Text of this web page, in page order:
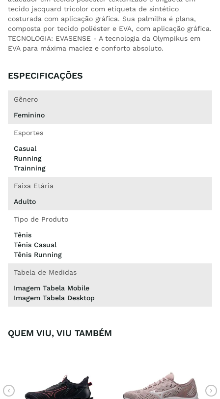
tecido jacquard tricolor com etiqueta de sintético
costurada com aplicação gráfica. Sua palmilha é plana,
composta por tecido poliéster e EVA, com aplicação gráfica.
TECNOLOGIA: EVASENSE - A tecnologia da Olympikus em
EVA para máxima maciez e conforto absoluto.
ESPECIFICAÇÕES
Gênero
Feminino
Esportes
Casual
Running
Trainning
Faixa Etária
Adulto
Tipo de Produto
Tênis
Tênis Casual
Tênis Running
Tabela de Medidas
Imagem Tabela Mobile
Imagem Tabela Desktop
QUEM VIU, VIU TAMBÉM